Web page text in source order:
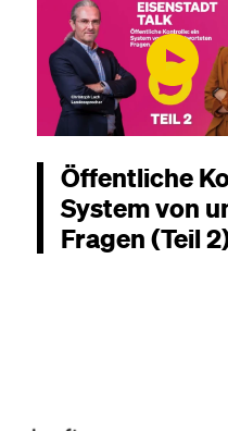
Öffentliche
System von
Fragen (Teil